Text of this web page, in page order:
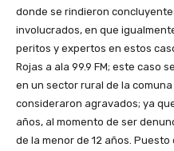
donde se rindieron
involucrados, en que
peritos y expertos en estos
Rojas a ala 99.9 FM; este caso
en un sector rural de la
consideraron agravados; ya
años, al momento de ser
de la menor de 12 años.